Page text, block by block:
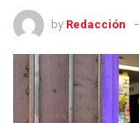
by Redacción